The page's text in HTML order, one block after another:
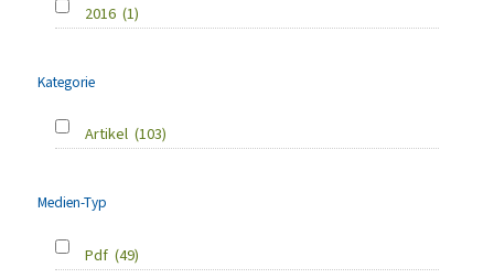
2016 (1)
Kategorie
Artikel (103)
Medien-Typ
Pdf (49)